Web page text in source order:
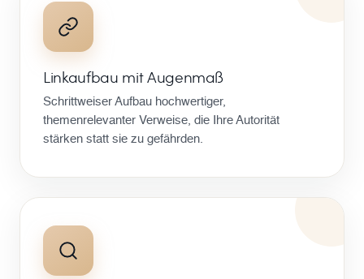
Linkaufbau mit Augenmaß
Schrittweiser Aufbau hochwertiger,
themenrelevanter Verweise, die Ihre Autorität
stärken statt sie zu gefährden.